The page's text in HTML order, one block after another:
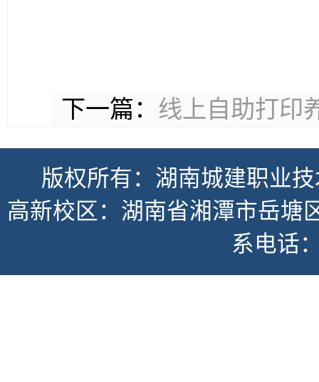
下一篇： 线上自助打印
版权所有：湖南城建职业
高新校区：湖南省湘潭市岳
系电话